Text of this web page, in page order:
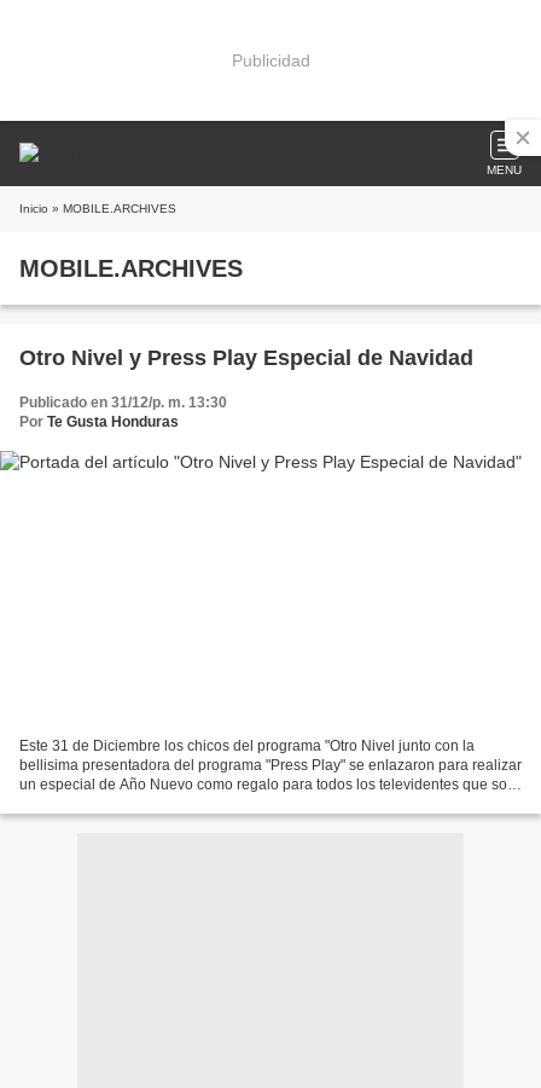
Publicidad
MENU
Inicio » MOBILE.ARCHIVES
MOBILE.ARCHIVES
Otro Nivel y Press Play Especial de Navidad
Publicado en 31/12/p. m. 13:30
Por Te Gusta Honduras
Este 31 de Diciembre los chicos del programa "Otro Nivel junto con la
bellisima presentadora del programa "Press Play" se enlazaron para realizar
un especial de Año Nuevo como regalo para todos los televidentes que son